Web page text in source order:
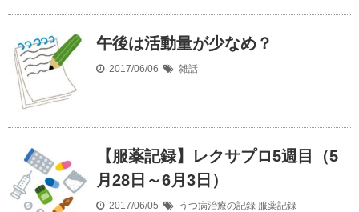
午後は活動量が少なめ？
2017/06/06 雑話
【服薬記録】レクサプロ5週目（5
月28日～6月3日）
2017/06/05 うつ病治療の記録 服薬記録